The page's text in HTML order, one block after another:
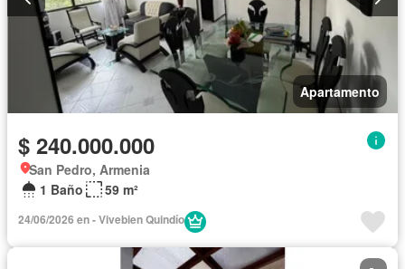
Apartamento
$ 240.000.000
San Pedro, Armenia
1 Baño
59 m²
24/06/2026 en - Vivebien Quindío